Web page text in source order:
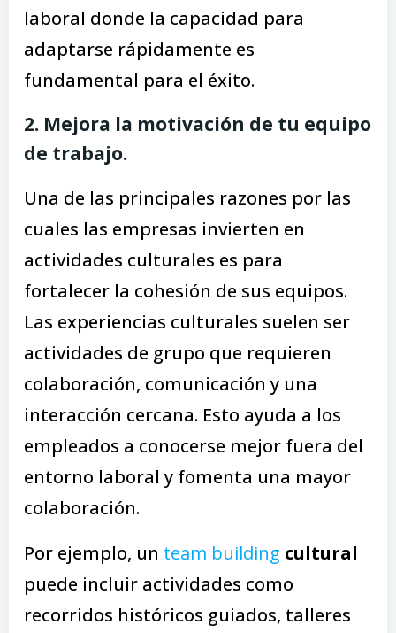
laboral donde la capacidad para
adaptarse rápidamente es
fundamental para el éxito.
2. Mejora la motivación de tu equipo
de trabajo.
Una de las principales razones por las
cuales las empresas invierten en
actividades culturales es para
fortalecer la cohesión de sus equipos.
Las experiencias culturales suelen ser
actividades de grupo que requieren
colaboración, comunicación y una
interacción cercana. Esto ayuda a los
empleados a conocerse mejor fuera del
entorno laboral y fomenta una mayor
colaboración.
Por ejemplo, un team building cultural
puede incluir actividades como
recorridos históricos guiados, talleres